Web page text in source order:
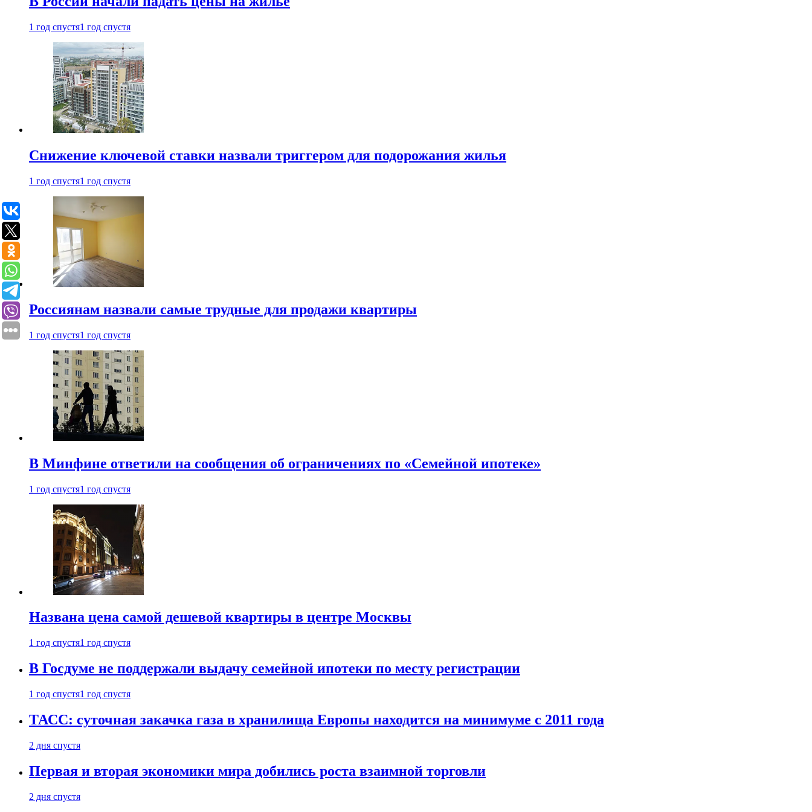
1 год спустя1 год спустя
Снижение ключевой ставки назвали триггером для подорожания жилья
1 год спустя1 год спустя
Россиянам назвали самые трудные для продажи квартиры
1 год спустя1 год спустя
В Минфине ответили на сообщения об ограничениях по «Семейной ипотеке»
1 год спустя1 год спустя
Названа цена самой дешевой квартиры в центре Москвы
1 год спустя1 год спустя
В Госдуме не поддержали выдачу семейной ипотеки по месту регистрации
1 год спустя1 год спустя
ТАСС: суточная закачка газа в хранилища Европы находится на минимуме с 2011 года
2 дня спустя
Первая и вторая экономики мира добились роста взаимной торговли
2 дня спустя